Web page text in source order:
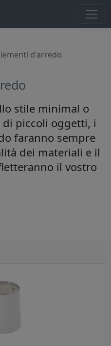
d'arredo
stile minimal o
piccoli oggetti, i
faranno sempre
dei materiali e il
il vostro